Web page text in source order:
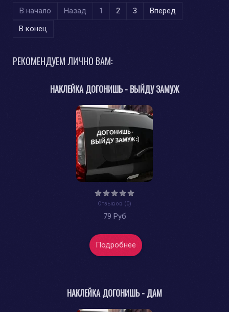
В начало Назад 1 2 3
Вперед
В конец
РЕКОМЕНДУЕМ ЛИЧНО ВАМ:
НАКЛЕЙКА ДОГОНИШЬ - ВЫЙДУ ЗАМУЖ
Отзывов (0)
79 Руб
Подробнее
НАКЛЕЙКА ДОГОНИШЬ - ДАМ